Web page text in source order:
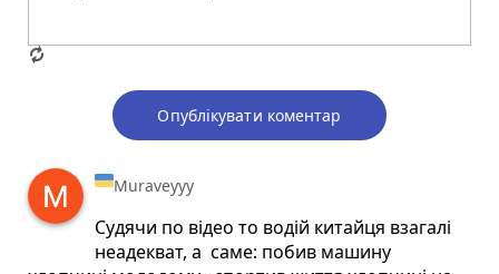
Опублікувати коментар
Muraveyyy
Судячи по відео то водій китайця взагалі
неадекват, а саме: побив машину